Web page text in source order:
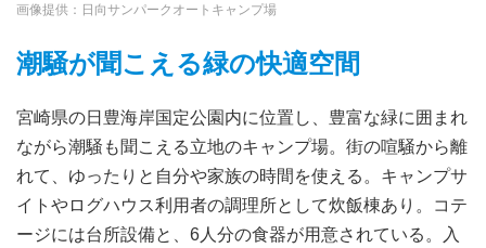
画像提供：日向サンパークオートキャンプ場
潮騒が聞こえる緑の快適空間
宮崎県の日豊海岸国定公園内に位置し、豊富な緑に囲まれ
ながら潮騒も聞こえる立地のキャンプ場。街の喧騒から離
れて、ゆったりと自分や家族の時間を使える。キャンプサ
イトやログハウス利用者の調理所として炊飯棟あり。コテ
ージには台所設備と、6人分の食器が用意されている。入